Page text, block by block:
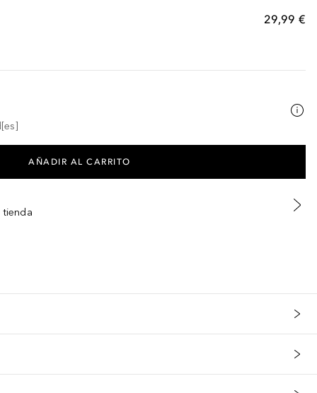
29,99 €
AÑADIR AL CARRITO
tienda